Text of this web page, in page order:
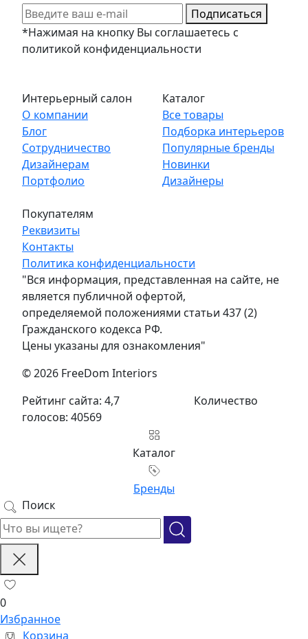
Интерьерный салон
О компании
Блог
Сотрудничество
Дизайнерам
Портфолио
Каталог
Все товары
Подборка интерьеров
Популярные бренды
Новинки
Дизайнеры
Покупателям
Реквизиты
Контакты
Подписаться
*Нажимая на кнопку Вы соглашаетесь с
политикой конфиденциальности
Политика конфиденциальности
"Вся информация, представленная на сайте, не
является публичной офертой,
определяемой положениями статьи 437 (2)
Гражданского кодекса РФ.
Цены указаны для ознакомления"
© 2026 FreeDom Interiors
Рейтинг сайта: 4,7
Количество
голосов: 40569
Каталог
Бренды
Поиск
0
Избранное
Корзина